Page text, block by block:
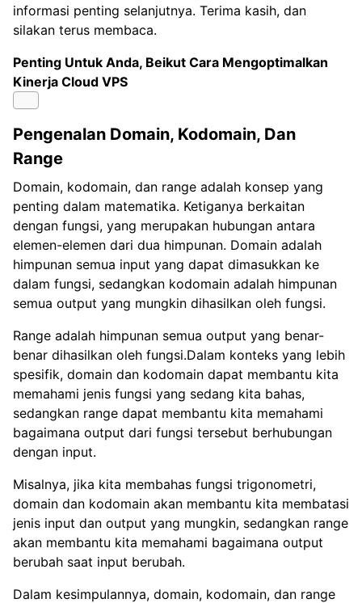
informasi penting selanjutnya. Terima kasih, dan
silakan terus membaca.
Penting Untuk Anda, Beikut Cara Mengoptimalkan
Kinerja Cloud VPS
Pengenalan Domain, Kodomain, Dan
Range
Domain, kodomain, dan range adalah konsep yang
penting dalam matematika. Ketiganya berkaitan
dengan fungsi, yang merupakan hubungan antara
elemen-elemen dari dua himpunan. Domain adalah
himpunan semua input yang dapat dimasukkan ke
dalam fungsi, sedangkan kodomain adalah himpunan
semua output yang mungkin dihasilkan oleh fungsi.
Range adalah himpunan semua output yang benar-
benar dihasilkan oleh fungsi.Dalam konteks yang lebih
spesifik, domain dan kodomain dapat membantu kita
memahami jenis fungsi yang sedang kita bahas,
sedangkan range dapat membantu kita memahami
bagaimana output dari fungsi tersebut berhubungan
dengan input.
Misalnya, jika kita membahas fungsi trigonometri,
domain dan kodomain akan membantu kita membatasi
jenis input dan output yang mungkin, sedangkan range
akan membantu kita memahami bagaimana output
berubah saat input berubah.
Dalam kesimpulannya, domain, kodomain, dan range